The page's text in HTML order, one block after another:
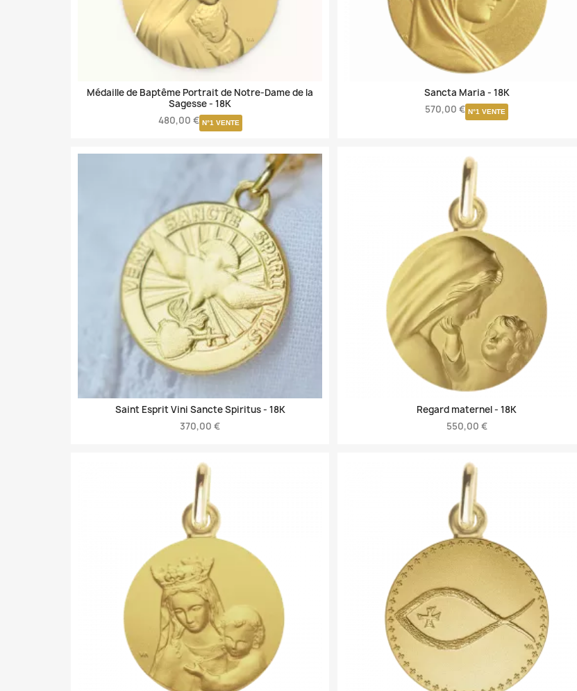
Médaille de Baptême Portrait de Notre-Dame de la
Sagesse - 18K
480,00 € N°1 VENTE
Sancta Maria - 18K
570,00 € N°1 VENTE
Saint Esprit Vini Sancte Spiritus - 18K
370,00 €
Regard maternel - 18K
550,00 €